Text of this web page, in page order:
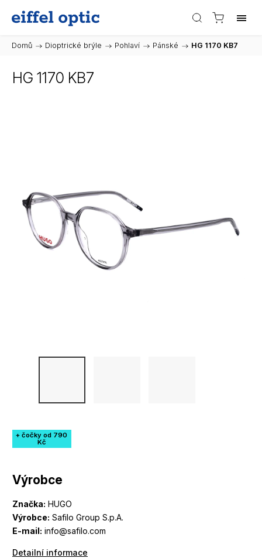
Domů / Dioptrické brýle / Pohlaví / Pánské / HG 1170 KB7
HG 1170 KB7
Výrobce
Značka: HUGO
Výrobce: Safilo Group S.p.A.
E-mail: info@safilo.com
Detailní informace
+ čočky od 790
Kč